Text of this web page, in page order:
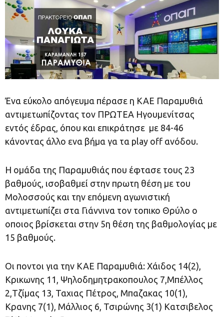
Ένα εύκολο απόγευμα πέρασε η ΚΑΕ Παραμυθιά
αντιμετωπίζοντας τον ΠΡΩΤΕΑ Ηγουμενίτσας
εντός έδρας, όπου και επικράτησε με 84-46
κάνοντας άλλο ενα βήμα γα τα play off ανόδου.
Η ομάδα της Παραμυθιάς που έφτασε τους 23
βαθμούς, ισοβαθμεί στην πρωτη θέση με του
Μολοσσούς και την επόμενη αγωνιστική
αντιμετωπίζει στα Γιάννινα τον τοπικο Θρύλο ο
οποιος βρίσκεται στην 5η θέση της βαθμολογίας με
15 βαθμούς.
Οι ποντοι για την ΚΑΕ Παραμυθιά: Χάιδος 14(2),
Κρικωνης 11, Ψηλοδημητρακοπουλος 7,Μπέλλος
2,Τζίμας 13, Ταχιας Πέτρος, Μπαζακας 10(1),
Κρανης 7(1), Μάλλιος 6, Τσιρώνης 3(1) Κατσιβελος